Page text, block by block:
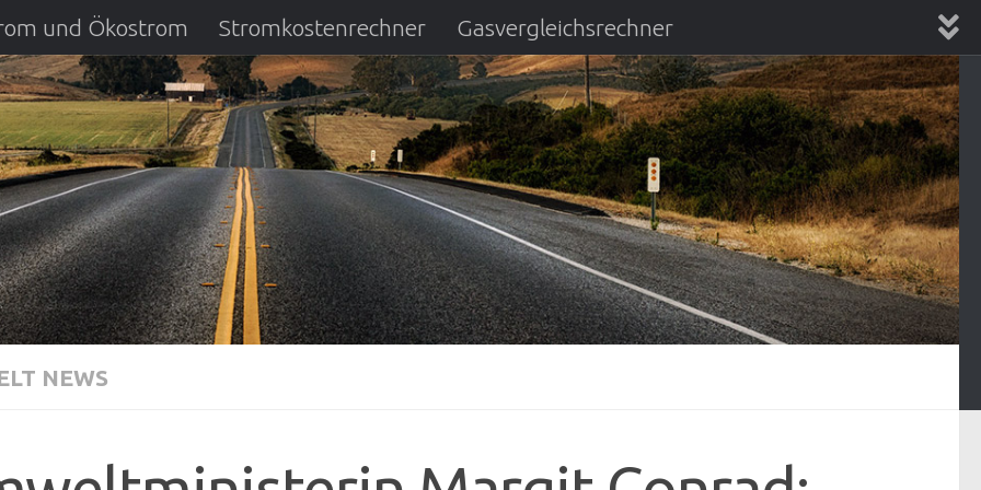
und Ökostrom Stromkostenrechner Gasvergleichsrechner
DSL Anbietervergleich Kreditvergleichsrechner
NEWS